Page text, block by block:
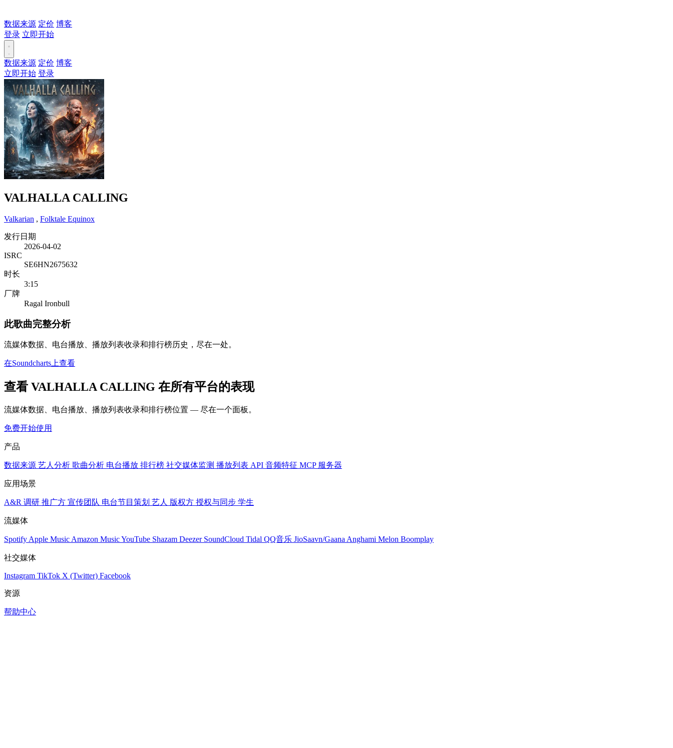
数据来源 定价 博客
登录 立即开始
数据来源 定价 博客
立即开始 登录
VALHALLA CALLING
Valkarian , Folktale Equinox
发行日期
2026-04-02
ISRC
SE6HN2675632
时长
3:15
厂牌
Ragal Ironbull
此歌曲完整分析
流媒体数据、电台播放、播放列表收录和排行榜历史，尽在一处。
在Soundcharts上查看
查看 VALHALLA CALLING 在所有平台的表现
流媒体数据、电台播放、播放列表收录和排行榜位置 — 尽在一个面板。
免费开始使用
产品
数据来源 艺人分析 歌曲分析 电台播放 排行榜 社交媒体监测 播放列表 API 音频特征 MCP 服务器
应用场景
A&R 调研 推广方 宣传团队 电台节目策划 艺人 版权方 授权与同步 学生
流媒体
Spotify Apple Music Amazon MusicYouTube Shazam Deezer SoundCloud Tidal QQ音乐 JioSaavn/Gaana Anghami Melon Boomplay
社交媒体
Instagram TikTok X (Twitter) Facebook
资源
帮助中心